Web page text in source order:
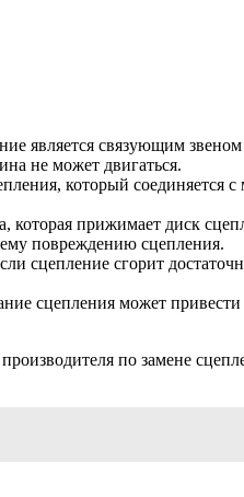
является связующим
не может двигаться.
который
прижимает диск
повреждению сцепления.
сгорит
сцепления может
по замене